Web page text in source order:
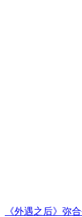
《外遇之后》弥